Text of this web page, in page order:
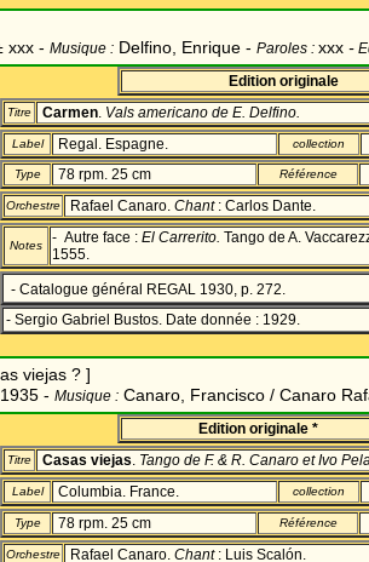
xxx - Musique : Delfino, Enrique - Paroles : xxx -
Edition originale
Titre Carmen. Vals americano de E. Delfino.
Label Regal. Espagne. collection
Type 78 rpm. 25 cm Référence
Orchestre Rafael Canaro. Chant: Carlos Dante.
Notes - Autre face : El Carrerito. Tango de A.
1555.
- Catalogue général REGAL 1930, p. 272.
- Sergio Gabriel Bustos. Date donnée : 1929.
viejas ? ]
1935 - Musique : Canaro, Francisco / Canaro
Edition originale *
Titre Casas viejas. Tango de F. & R. Canaro et Ivo
Label Columbia. France. collection
Type 78 rpm. 25 cm Référence
Orchestre Rafael Canaro. Chant: Luis Scalón.